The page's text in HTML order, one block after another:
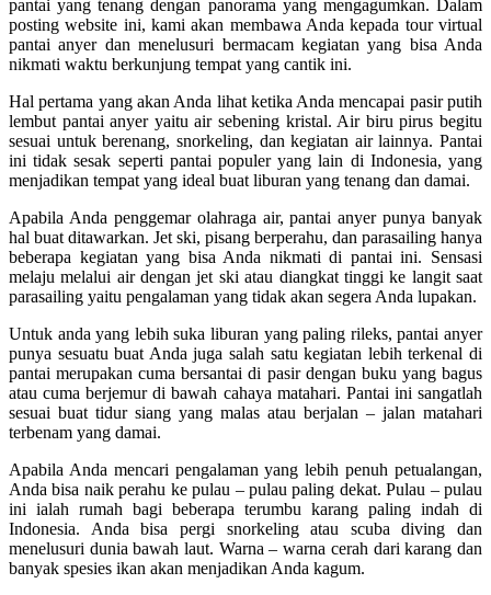
pantai yang tenang dengan panorama yang mengagumkan. Dalam
posting website ini, kami akan membawa Anda kepada tour virtual
pantai anyer dan menelusuri bermacam kegiatan yang bisa Anda
nikmati waktu berkunjung tempat yang cantik ini.
Hal pertama yang akan Anda lihat ketika Anda mencapai pasir putih
lembut pantai anyer yaitu air sebening kristal. Air biru pirus begitu
sesuai untuk berenang, snorkeling, dan kegiatan air lainnya. Pantai
ini tidak sesak seperti pantai populer yang lain di Indonesia, yang
menjadikan tempat yang ideal buat liburan yang tenang dan damai.
Apabila Anda penggemar olahraga air, pantai anyer punya banyak
hal buat ditawarkan. Jet ski, pisang berperahu, dan parasailing hanya
beberapa kegiatan yang bisa Anda nikmati di pantai ini. Sensasi
melaju melalui air dengan jet ski atau diangkat tinggi ke langit saat
parasailing yaitu pengalaman yang tidak akan segera Anda lupakan.
Untuk anda yang lebih suka liburan yang paling rileks, pantai anyer
punya sesuatu buat Anda juga salah satu kegiatan lebih terkenal di
pantai merupakan cuma bersantai di pasir dengan buku yang bagus
atau cuma berjemur di bawah cahaya matahari. Pantai ini sangatlah
sesuai buat tidur siang yang malas atau berjalan – jalan matahari
terbenam yang damai.
Apabila Anda mencari pengalaman yang lebih penuh petualangan,
Anda bisa naik perahu ke pulau – pulau paling dekat. Pulau – pulau
ini ialah rumah bagi beberapa terumbu karang paling indah di
Indonesia. Anda bisa pergi snorkeling atau scuba diving dan
menelusuri dunia bawah laut. Warna – warna cerah dari karang dan
banyak spesies ikan akan menjadikan Anda kagum.